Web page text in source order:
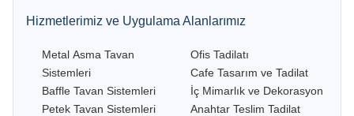
Hizmetlerimiz ve Uygulama Alanlarımız
Metal Asma Tavan
Sistemleri
Baffle Tavan Sistemleri
Petek Tavan Sistemleri
Ofis Tadilatı
Cafe Tasarım ve Tadilat
İç Mimarlık ve Dekorasyon
Anahtar Teslim Tadilat